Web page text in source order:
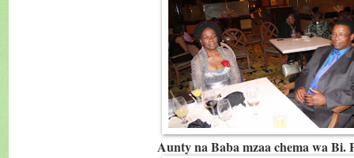
Aunty na Baba mzaa chema wa Bi.